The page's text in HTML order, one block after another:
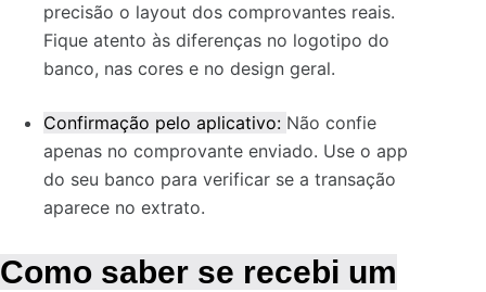
precisão o layout dos comprovantes reais.
Fique atento às diferenças no logotipo do
banco, nas cores e no design geral.
Confirmação pelo aplicativo: Não confie
apenas no comprovante enviado. Use o app
do seu banco para verificar se a transação
aparece no extrato.
Como saber se recebi um